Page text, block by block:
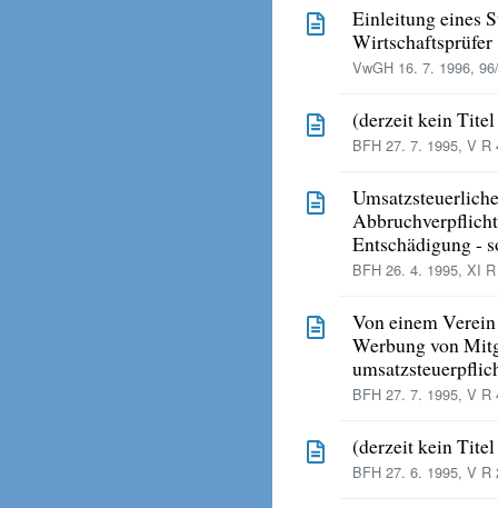
Einleitung eines
Wirtschaftsprüfer
VwGH 16. 7. 1996,
(derzeit kein
BFH 27. 7. 1995, V R
Entschädigung -
BFH 26. 4. 1995, XI
Von einem
Werbung von
BFH 27. 7. 1995, V R
(derzeit kein
BFH 27. 6. 1995, V R